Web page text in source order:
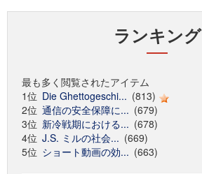
ランキング
最も多く閲覧されたアイテム
1位 Die Ghettogeschi... (813)
2位 通信の安全保障に... (679)
3位 新冷戦期における... (678)
4位 J.S. ミルの社会... (669)
5位 ショート動画の効... (663)